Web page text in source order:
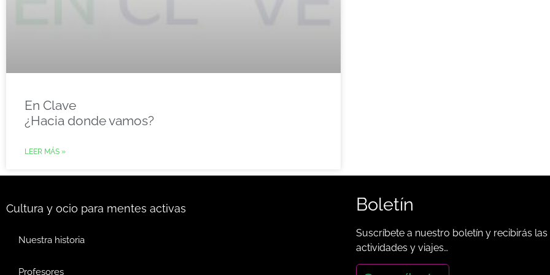
En Clave
¿Hacia donde vamos?
LEER MÁS »
Cultura y ocio para mentes activas
Nuestra historia
Profesores
Boletín
Suscríbete a nuestro boletín y recibirás
actividades y viajes…